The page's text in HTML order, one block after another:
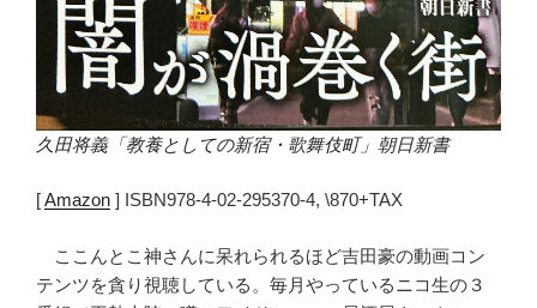
久田将義「教養としての新宿・歌舞伎町」朝日新書
[Amazon ] ISBN978-4-02-295370-4, \870+TAX
ここんとこ神さんに呆れられるほど吉田豪の動画コン
テンツを貪り視聴している。毎月やっているニコ生の３